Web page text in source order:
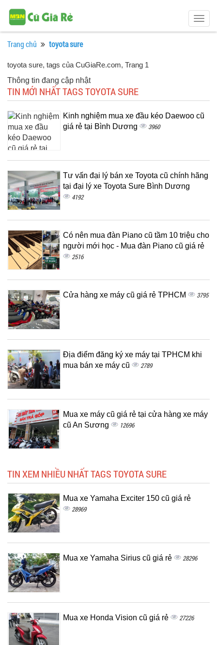
Trang chủ toyota sure
toyota sure, tags của CuGiaRe.com, Trang 1
Thông tin đang cập nhật
TIN MỚI NHẤT TAGS TOYOTA SURE
Kinh nghiệm mua xe đầu kéo Daewoo cũ
giá rẻ tại Bình Dương
3960
Tư vấn đại lý bán xe Toyota cũ chính hãng
tại đại lý xe Toyota Sure Bình Dương
4192
Có nên mua đàn Piano cũ tầm 10 triệu cho
người mới học - Mua đàn Piano cũ giá rẻ
2516
Cửa hàng xe máy cũ giá rẻ TPHCM 3795
Địa điểm đăng ký xe máy tại TPHCM khi
mua bán xe máy cũ
2789
Mua xe máy cũ giá rẻ tại cửa hàng xe máy
cũ An Sương
12696
TIN XEM NHIỀU NHẤT TAGS TOYOTA SURE
Mua xe Yamaha Exciter 150 cũ giá rẻ
28969
Mua xe Yamaha Sirius cũ giá rẻ 28296
Mua xe Honda Vision cũ giá rẻ 27226